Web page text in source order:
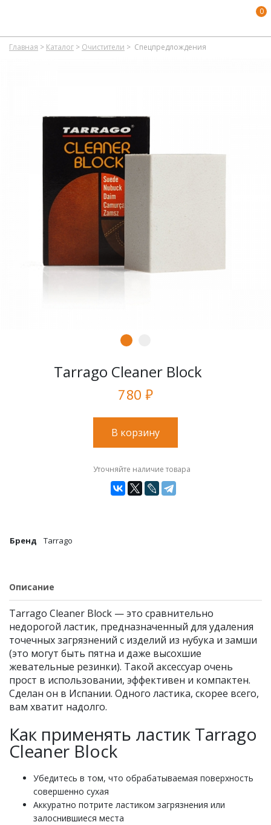
0
Главная > Каталог > Очистители > Спецпредлождения
Tarrago Cleaner Block
780 ₽
В корзину
Уточняйте наличие товара
Бренд Tarrago
Описание
Tarrago Cleaner Block — это сравнительно
недорогой ластик, предназначенный для удаления
точечных загрязнений с изделий из нубука и замши
(это могут быть пятна и даже высохшие
жевательные резинки). Такой аксессуар очень
прост в использовании, эффективен и компактен.
Сделан он в Испании. Одного ластика, скорее всего,
вам хватит надолго.
Как применять ластик Tarrago
Cleaner Block
Убедитесь в том, что обрабатываемая поверхность
совершенно сухая
Аккуратно потрите ластиком загрязнения или
залоснившиеся места